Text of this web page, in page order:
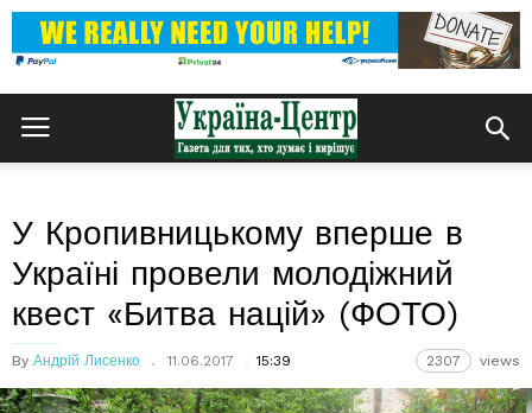
У Кропивницькому вперше в
Україні провели молодіжний
квест «Битва націй» (ФОТО)
By Андрій Лисенко 11.06.2017 15:39 2307 views